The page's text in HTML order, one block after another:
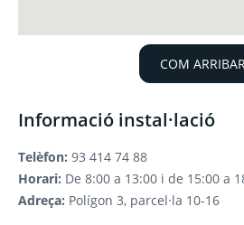
COM
Informació instal·lació
Telèfon: 93 414 74 88
Horari: De 8:00 a 13:00 i de 15:00 a
Adreça: Polígon 3, parcel·la 10-16